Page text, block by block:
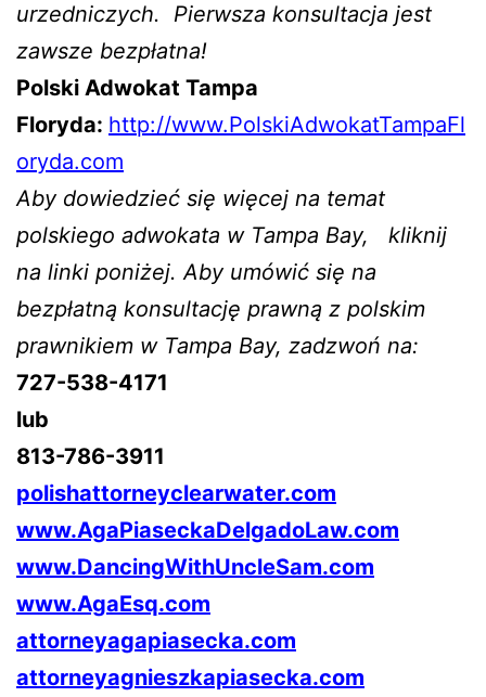
urzedniczych.
Pierwsza konsultacja jest
zawsze bezpłatna!
Polski Adwokat Tampa
Floryda: http://www.PolskiAdwokatTampaFl
oryda.com
Aby dowiedzieć się więcej na temat
polskiego adwokata w Tampa Bay, kliknij
na linki poniżej. Aby umówić się na
bezpłatną konsultację prawną z polskim
prawnikiem w Tampa Bay, zadzwoń na:
727-538-4171
lub
813-786-3911
polishattorneyclearwater.com
www.AgaPiaseckaDelgadoLaw.com
www.DancingWithUncleSam.com
www.AgaEsq.com
attorneyagapiasecka.com
attorneyagnieszkapiasecka.com